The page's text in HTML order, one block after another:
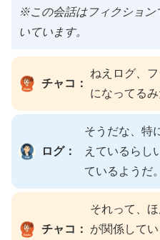
※この会話はフィクション
いています。
チャコ：
ねえログ、
になってるみ
ログ：
そうだな、特
えているらし
ているようだ。
チャコ：
それって、
が関係して